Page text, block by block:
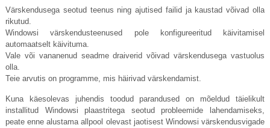
Värskendusega seotud teenus ning ajutised failid ja kaustad võivad olla
rikutud.
Windowsi värskendusteenused pole konfigureeritud käivitamisel
automaatselt käivituma.
Vale või vananenud seadme draiverid võivad värskendusega vastuolus
olla.
Teie arvutis on programme, mis häirivad värskendamist.
Kuna käesolevas juhendis toodud parandused on mõeldud täielikult
installitud Windowsi plaastritega seotud probleemide lahendamiseks,
peate enne alustama allpool olevast jaotisest Windowsi värskendusvigade